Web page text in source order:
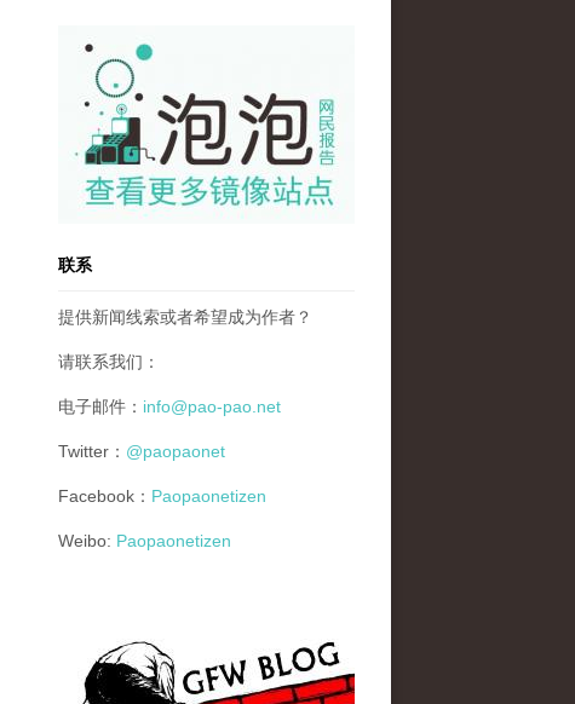
pao-pao-banner-mirror-site-120814.jpg
联系
提供新闻线索或者希望成为作者？
请联系我们：
电子邮件： info@pao-pao.net
Twitter： @paopaonet
Facebook： Paopaonetizen
Weibo: Paopaonetizen
gfw_blog_small.jpg